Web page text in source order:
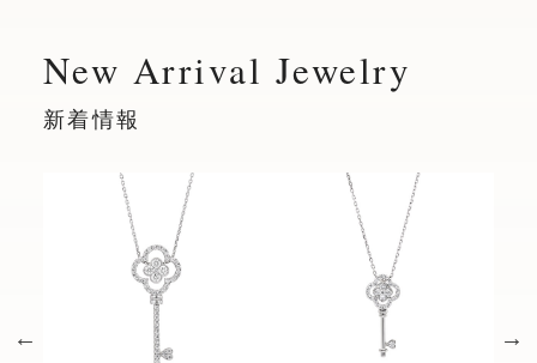
New Arrival Jewelry
新着情報